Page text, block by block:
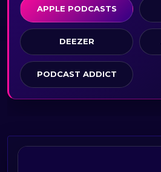
APPLE PODCASTS
DEEZER
PODCAST ADDICT